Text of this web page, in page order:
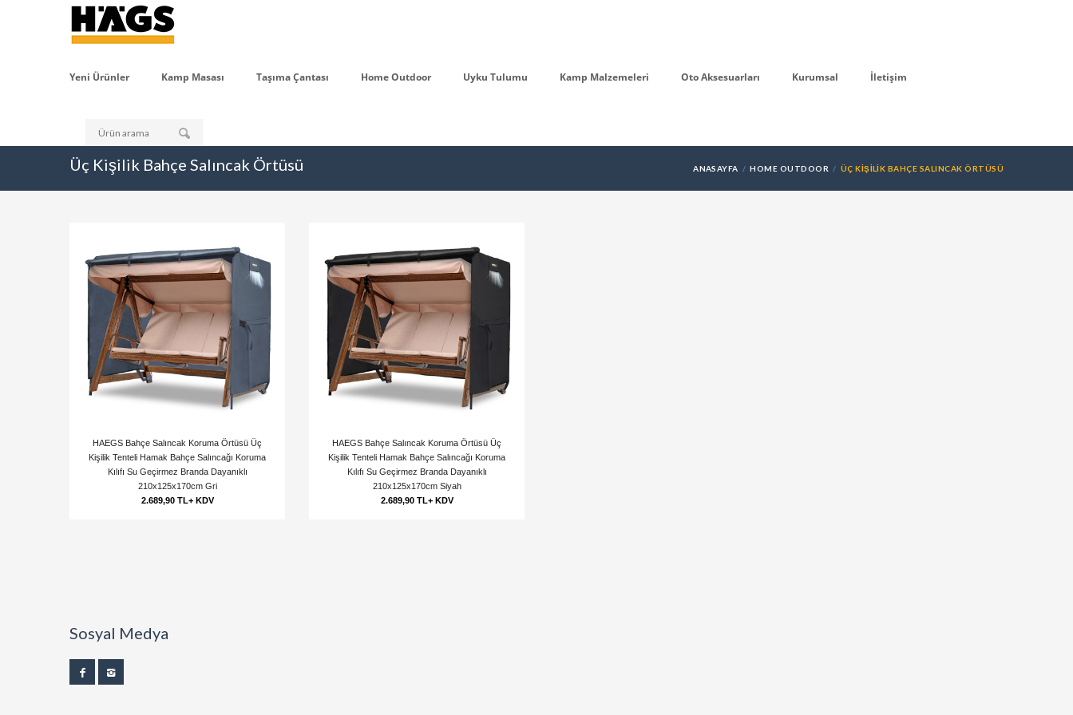
Yeni Ürünler Kamp Masası Taşıma Çantası Home Outdoor Uyku Tulumu Kamp Malzemeleri Oto Aksesuarları Kurumsal İletişim
Üç Kişilik Bahçe Salıncak Örtüsü ANASAYFA HOME OUTDOOR ÜÇ KIŞILIK BAHÇE SALINCAK ÖRTÜSÜ
HAEGS Bahçe Salıncak Koruma Örtüsü Üç
Kişilik Tenteli Hamak Bahçe Salıncağı Koruma
Kılıfı Su Geçirmez Branda Dayanıklı
210x125x170cm Gri
2.689,90 TL+ KDV
HAEGS Bahçe Salıncak Koruma Örtüsü Üç
Kişilik Tenteli Hamak Bahçe Salıncağı Koruma
Kılıfı Su Geçirmez Branda Dayanıklı
210x125x170cm Siyah
2.689,90 TL+ KDV
Sosyal Medya